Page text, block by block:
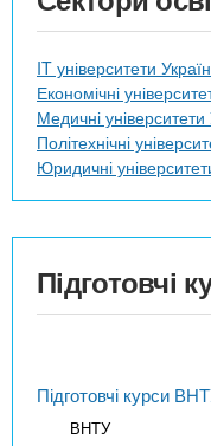
IT університети
Економічні
Медичні університети
Політехнічні
Юридичні
Підготовчі
Підготовчі курси
ВНТУ